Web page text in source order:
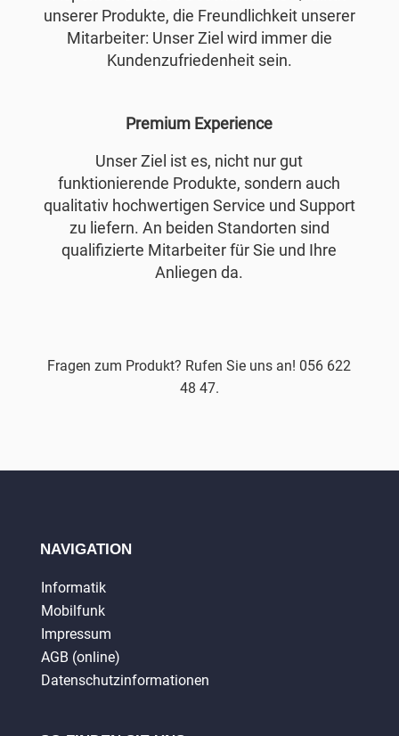
unserer Produkte, die Freundlichkeit unserer
Mitarbeiter: Unser Ziel wird immer die
Kundenzufriedenheit sein.
Premium Experience
Unser Ziel ist es, nicht nur gut
funktionierende Produkte, sondern auch
qualitativ hochwertigen Service und Support
zu liefern. An beiden Standorten sind
qualifizierte Mitarbeiter für Sie und Ihre
Anliegen da.
Fragen zum Produkt? Rufen Sie uns an! 056 622
48 47.
NAVIGATION
Informatik
Mobilfunk
Impressum
AGB (online)
Datenschutzinformationen